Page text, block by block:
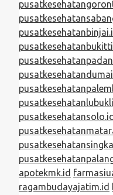
pusatkesehatansolo.id
apotekmk.id
ragambudayajatim.id